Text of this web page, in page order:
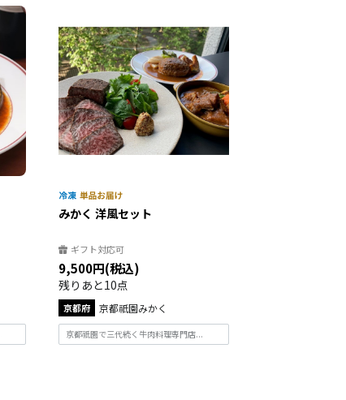
みかく 洋風セット
ギフト対応可
9,500円(税込)
残りあと10点
京都府 京都祇園みかく
京都祇園で三代続く牛肉料理専門店...